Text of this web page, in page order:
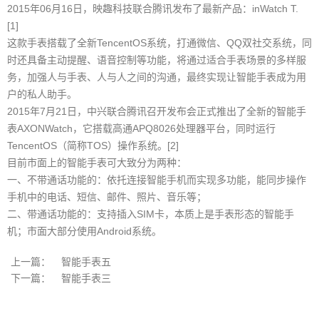
2015年06月16日，映趣科技联合腾讯发布了最新产品：inWatch T.
[1]
这款手表搭载了全新TencentOS系统，打通微信、QQ双社交系统，同
时还具备主动提醒、语音控制等功能，将通过适合手表场景的多样服
务，加强人与手表、人与人之间的沟通，最终实现让智能手表成为用
户的私人助手。
2015年7月21日，中兴联合腾讯召开发布会正式推出了全新的智能手
表AXONWatch，它搭载高通APQ8026处理器平台，同时运行
TencentOS（简称TOS）操作系统。[2]
目前市面上的智能手表可大致分为两种：
一、不带通话功能的：依托连接智能手机而实现多功能，能同步操作
手机中的电话、短信、邮件、照片、音乐等；
二、带通话功能的：支持插入SIM卡，本质上是手表形态的智能手
机；市面大部分使用Android系统。
上一篇：
智能手表五
下一篇：
智能手表三